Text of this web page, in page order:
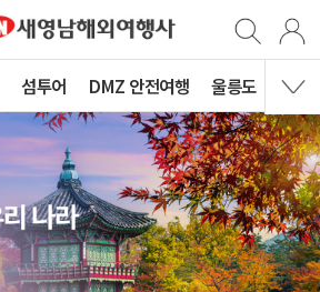
섬투어 DMZ 안전여행 울릉도